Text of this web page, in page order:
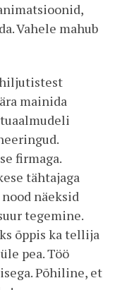
Vahele mahub
mainida
firmaga.
tähtajaga
näeksid
tegemine.
õppis ka tellija
pea. Töö
Põhiline, et